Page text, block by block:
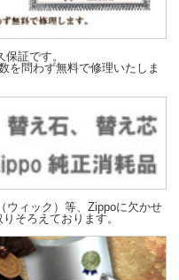
証です。
を問わず無料で修理いたしま
ウィック）等、Zippoに欠かせ
そろえております。